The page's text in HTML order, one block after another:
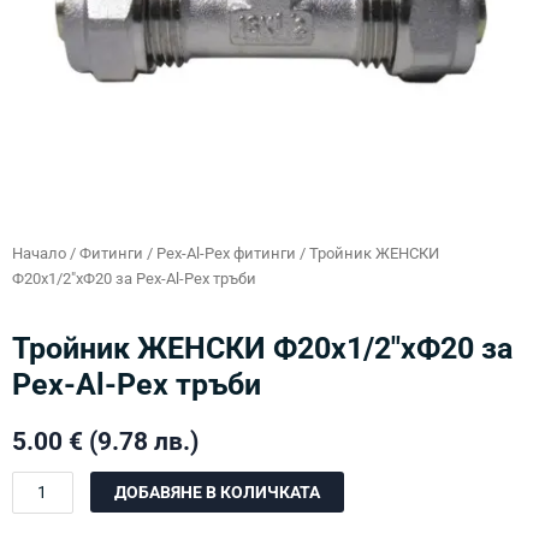
Начало / Фитинги / Pex-Al-Pex фитинги / Тройник ЖЕНСКИ
Ф20х1/2″хФ20 за Pex-Al-Pex тръби
Тройник ЖЕНСКИ Ф20х1/2″хФ20 за
Pex-Al-Pex тръби
5.00 € (9.78 лв.)
количество
за
ДОБАВЯНЕ В КОЛИЧКАТА